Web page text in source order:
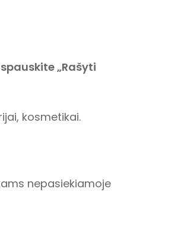
„Rašyti
kosmetikai.
nepasiekiamoje